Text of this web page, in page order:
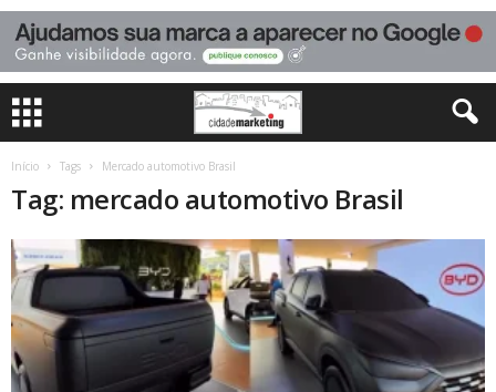
Início Tags Mercado automotivo Brasil
Tag: mercado automotivo Brasil